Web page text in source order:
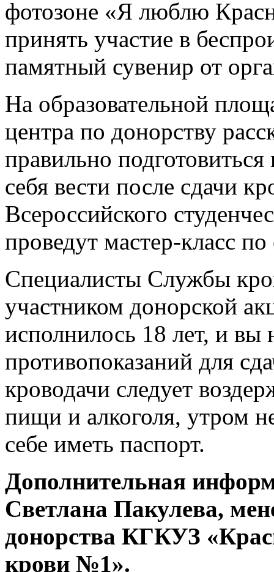
фотозоне «Я люблю
принять участие в
памятный сувенир от
На образовательной
центра по донорству
правильно
себя вести после сдачи
Всероссийского
проведут мастер-класс
Специалисты Службы
участником донорской
исполнилось 18 лет, и вы
противопоказаний для
кроводачи следует
пищи и алкоголя, утром
себе иметь паспорт.
Дополнительная
Светлана Пакулева,
донорства КГКУЗ
крови №1».